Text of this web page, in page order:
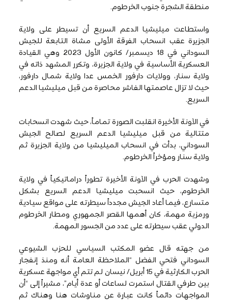
منطقة الشجرة جنوب الخرطوم.
واستطاعت ميليشيا الدعم السريع أن تسيطر على ولاية
الجزيرة عقب انسحاب الفرقة الأولى مشاة التابعة للجيش
السوداني في 18 ديسمبر/ كانون الأول 2023 وهي القيادة
العسكرية الأساسية في ولاية الجزيرة، وتكرر المشهد ذاته في
ولاية سنار، وولايات دارفور الخمس عدا ولاية شمال دارفور،
حيث لا تزال عاصمتها الفاشر محاصرة من قبل ميليشيا الدعم
السريع.
في الآونة الأخيرة انقلبت الصورة تماماً، حيث شهدت انسحابات
متتالية من قبل ميليشيا الدعم السريع لصالح الجيش
السوداني، بدأت في انسحاب الميليشيا من ولاية الجزيرة ثم
ولاية سنار ومؤخراً الخرطوم.
وشهدت الحرب في الآونة الأخيرة تطوراً دراماتيكياً في ولاية
الخرطوم، حيث انسحبت ميليشيا الدعم السريع بشكل
متسارع، فيما أعاد الجيش مجدداً سيطرته على مواقع سيادية
ورمزية مهمة، كان أهمها القصر الجمهوري ومطار الخرطوم
الدولي عقب سيطرته على عدد من الجسور المهمة.
من جهته قال عضو المكتب السياسي للحزب الشيوعي
السوداني فتحي الفضل “الملاحظة العامة أنه ومنذ إنفجار
الحرب الكارثية في 15 أبريل/ نيسان لم تتم أي مواجهة عسكرية
بين طرفي القتال استمرت لساعات أو عدة أيام”، مشيراً إلى “أن
المواجهات دائماً كانت عبارة عن مناوشات هنا وهناك ثم